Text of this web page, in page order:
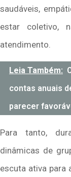
saudáveis,
estar coletivo,
atendimento.
Leia Também:
contas anuais
parecer
Para tanto,
dinâmicas de
escuta ativa para